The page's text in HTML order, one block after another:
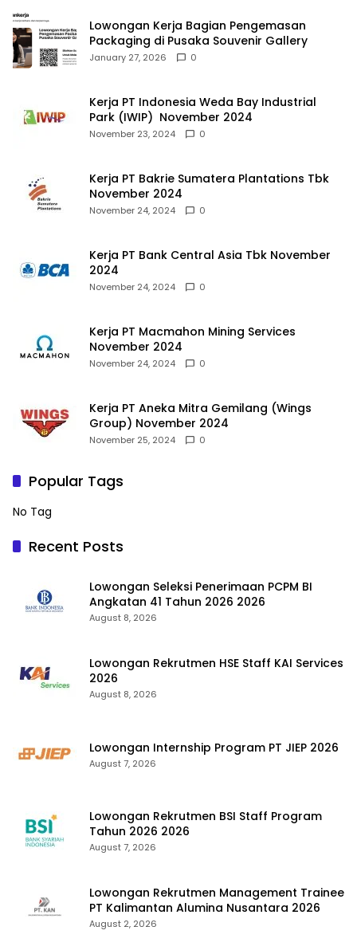
Lowongan Kerja Bagian Pengemasan
Packaging di Pusaka Souvenir Gallery
January 27, 2026 0
Kerja PT Indonesia Weda Bay Industrial
Park (IWIP) November 2024
November 23, 2024 0
Kerja PT Bakrie Sumatera Plantations Tbk
November 2024
November 24, 2024 0
Kerja PT Bank Central Asia Tbk November
2024
November 24, 2024 0
Kerja PT Macmahon Mining Services
November 2024
November 24, 2024 0
Kerja PT Aneka Mitra Gemilang (Wings
Group) November 2024
November 25, 2024 0
Popular Tags
No Tag
Recent Posts
Lowongan Seleksi Penerimaan PCPM BI
Angkatan 41 Tahun 2026 2026
August 8, 2026
Lowongan Rekrutmen HSE Staff KAI Services
2026
August 8, 2026
Lowongan Internship Program PT JIEP 2026
August 7, 2026
Lowongan Rekrutmen BSI Staff Program
Tahun 2026 2026
August 7, 2026
Lowongan Rekrutmen Management Trainee
PT Kalimantan Alumina Nusantara 2026
August 2, 2026